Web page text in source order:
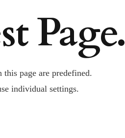
Page.
page are predefined.
individual settings.